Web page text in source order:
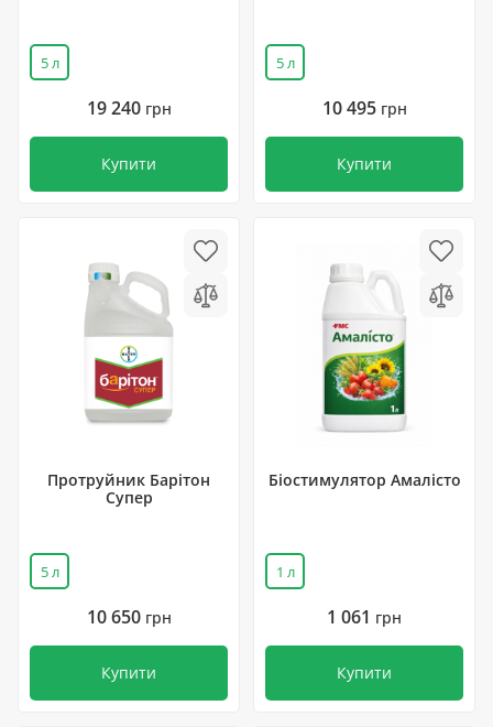
5 л
19 240 грн
Купити
5 л
10 495 грн
Купити
Протруйник Барітон
Супер
5 л
10 650 грн
Купити
Біостимулятор Амалісто
1 л
1 061 грн
Купити